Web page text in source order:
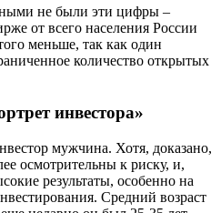
не были эти цифры –
от всего населения России
меньше, так как один
количество открытых
инвестора»
мужчина. Хотя, доказано,
осмотрительны к риску, и,
результаты, особенно на
Средний возраст